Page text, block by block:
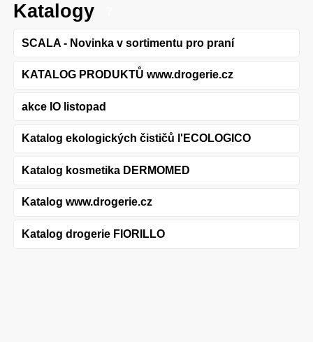
Katalogy
SCALA - Novinka v sortimentu pro praní
KATALOG PRODUKTŮ www.drogerie.cz
akce IO listopad
Katalog ekologických čističů l'ECOLOGICO
Katalog kosmetika DERMOMED
Katalog www.drogerie.cz
Katalog drogerie FIORILLO